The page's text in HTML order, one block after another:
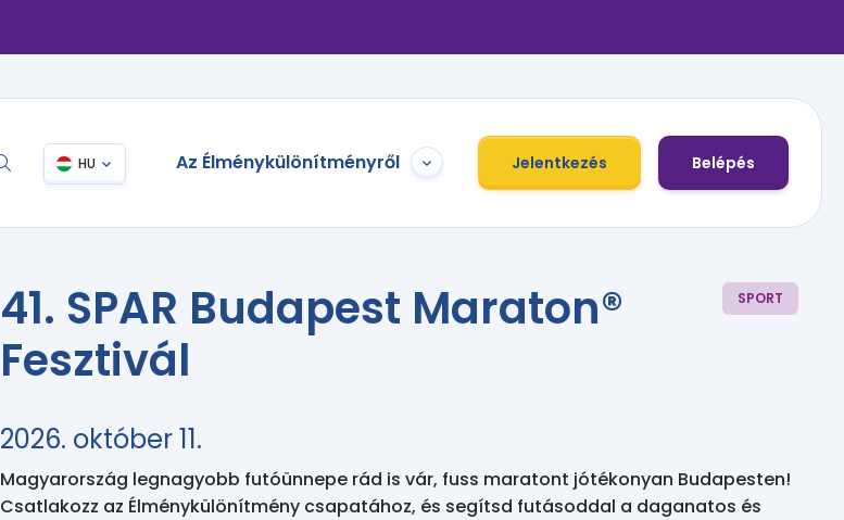
HU Az Élménykülönítményről Jelentkezés Belépés
41. SPAR Budapest Maraton®
Fesztivál
2026. október 11.
SPORT
Magyarország legnagyobb futóünnepe rád is vár, fuss maratont jótékonyan Budapesten!
Csatlakozz az Élménykülönítmény csapatához, és segítsd futásoddal a daganatos és